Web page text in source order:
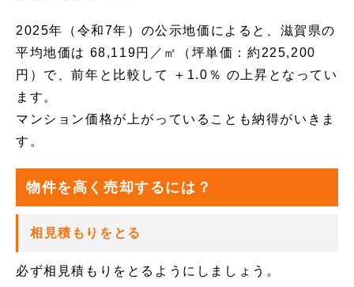
2025年（令和7年）の公示地価によると、滋賀県の
平均地価は 68,119円／㎡（坪単価：約225,200
円）で、前年と比較して ＋1.0％ の上昇となってい
ます。
マンション価格が上がっていることも納得がいきま
す。
物件を高く売却するには？
相見積もりをとる
必ず相見積もりをとるようにしましょう。